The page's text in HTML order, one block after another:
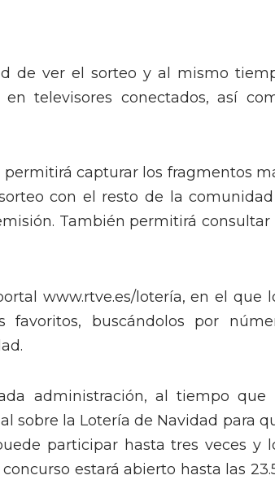
de ver el sorteo y al mismo
televisores conectados, así
permitirá capturar los fragmentos
con el resto de la
También permitirá consultar
www.rtve.es/lotería, en el que
buscándolos por
administración, al tiempo que
sobre la Lotería de Navidad para
participar hasta tres veces y
estará abierto hasta las